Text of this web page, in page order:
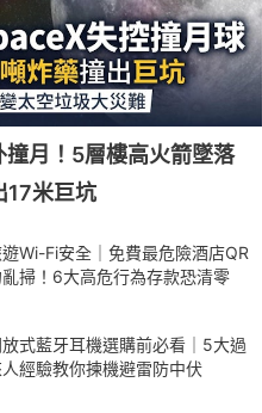
撞月！5層樓高火箭墜落
17米巨坑
Wi-Fi安全｜免費最危險酒店QR
掃！6大高危行為存款恐清零
放式藍牙耳機選購前必看｜5大過
人經驗教你揀機避雷防中伏